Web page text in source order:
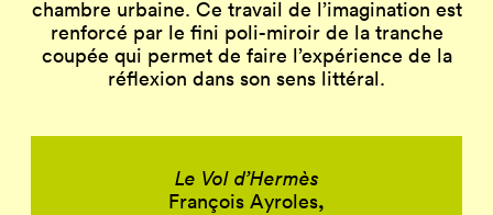
chambre urbaine. Ce travail de l’imagination est
renforcé par le fini poli-miroir de la tranche
coupée qui permet de faire l’expérience de la
réflexion dans son sens littéral.
Le Vol d’Hermès
François Ayroles,